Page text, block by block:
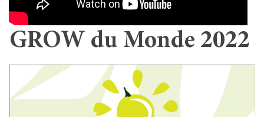
GROW du Monde 2022